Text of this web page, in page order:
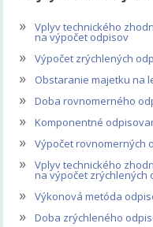
» Vplyv technického
na výpočet odpisov
» Výpočet zrýchlených
» Obstaranie majetku na
» Doba rovnomerného
» Komponentné
» Výpočet rovnomerných
» Vplyv technického
na výpočet zrýchlených
» Výkonová metóda
» Doba zrýchleného